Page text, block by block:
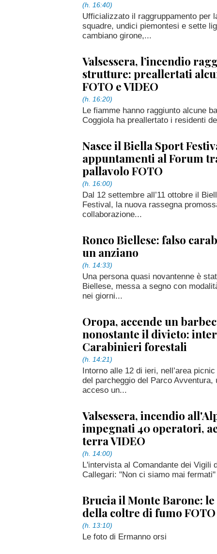
(h. 16:40)
Ufficializzato il raggruppamento per
squadre, undici piemontesi e sette
cambiano girone,...
Valsessera, l’incendio
strutture: preallertati
FOTO e VIDEO
(h. 16:20)
Le fiamme hanno raggiunto alcune
Coggiola ha preallertato i residenti
Nasce il Biella Sport
appuntamenti al Forum
pallavolo FOTO
(h. 16:00)
Dal 12 settembre all’11 ottobre il
Festival, la nuova rassegna
collaborazione...
Ronco Biellese: falso
un anziano
(h. 14:33)
Una persona quasi novantenne è
Biellese, messa a segno con
nei giorni...
Oropa, accende un
nonostante il divieto:
Carabinieri forestali
(h. 14:21)
Intorno alle 12 di ieri, nell’area
del parcheggio del Parco Avventura,
acceso un...
Valsessera, incendio
impegnati 40 operatori,
terra VIDEO
(h. 14:00)
L'intervista al Comandante dei Vigili
Callegari: "Non ci siamo mai fermati"
Brucia il Monte Barone:
della coltre di fumo FOTO
(h. 13:10)
Le foto di Ermanno orsi